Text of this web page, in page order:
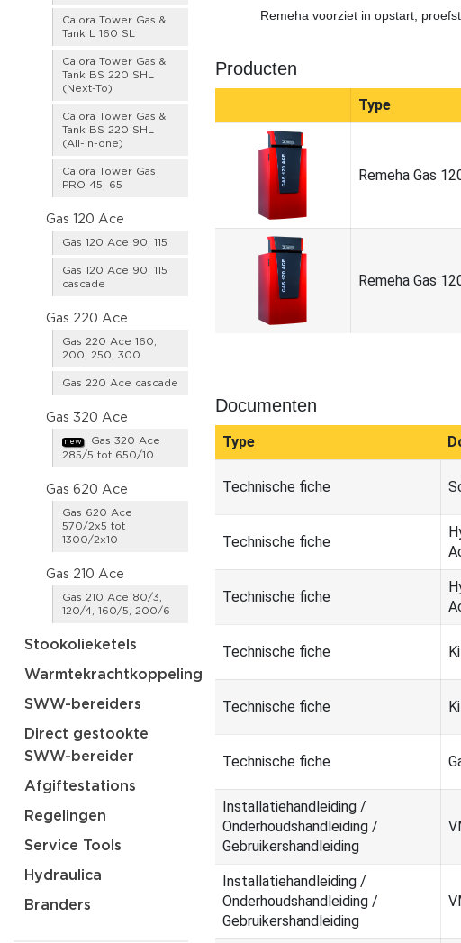
Calora Tower Gas &
Tank L 160 SL
Calora Tower Gas &
Tank BS 220 SHL
(Next-To)
Calora Tower Gas &
Tank BS 220 SHL
(All-in-one)
Calora Tower Gas
PRO 45, 65
Gas 120 Ace
Gas 120 Ace 90, 115
Gas 120 Ace 90, 115
cascade
Gas 220 Ace
Gas 220 Ace 160,
200, 250, 300
Gas 220 Ace cascade
Gas 320 Ace
new
Gas 320 Ace
285/5 tot 650/10
Gas 620 Ace
Gas 620 Ace
570/2x5 tot
1300/2x10
Gas 210 Ace
Gas 210 Ace 80/3,
120/4, 160/5, 200/6
Stookolieketels
Warmtekrachtkoppeling
SWW-bereiders
Direct gestookte
SWW-bereider
Afgiftestations
Regelingen
Service Tools
Hydraulica
Branders
Remeha voorziet in opstart,
Producten
Type
Remeha Gas
Remeha Gas
Documenten
Type
Technische fiche
Technische fiche
Technische fiche
Technische fiche
Technische fiche
Technische fiche
Installatiehandleiding /
Onderhoudshandleiding /
Gebruikershandleiding
Installatiehandleiding /
Onderhoudshandleiding /
Gebruikershandleiding